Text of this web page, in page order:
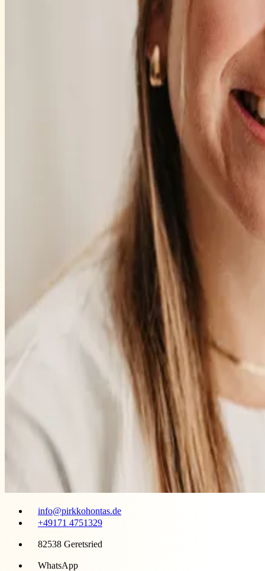
info@pirkkohontas.de
+49171 4751329
82538 Geretsried
WhatsApp